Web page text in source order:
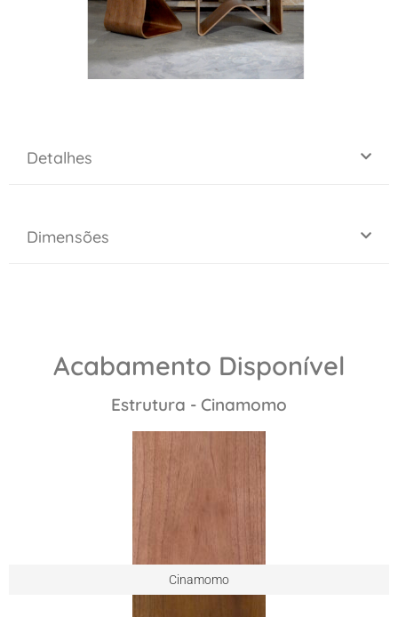
Detalhes
Dimensões
Acabamento Disponível
Estrutura - Cinamomo
Cinamomo